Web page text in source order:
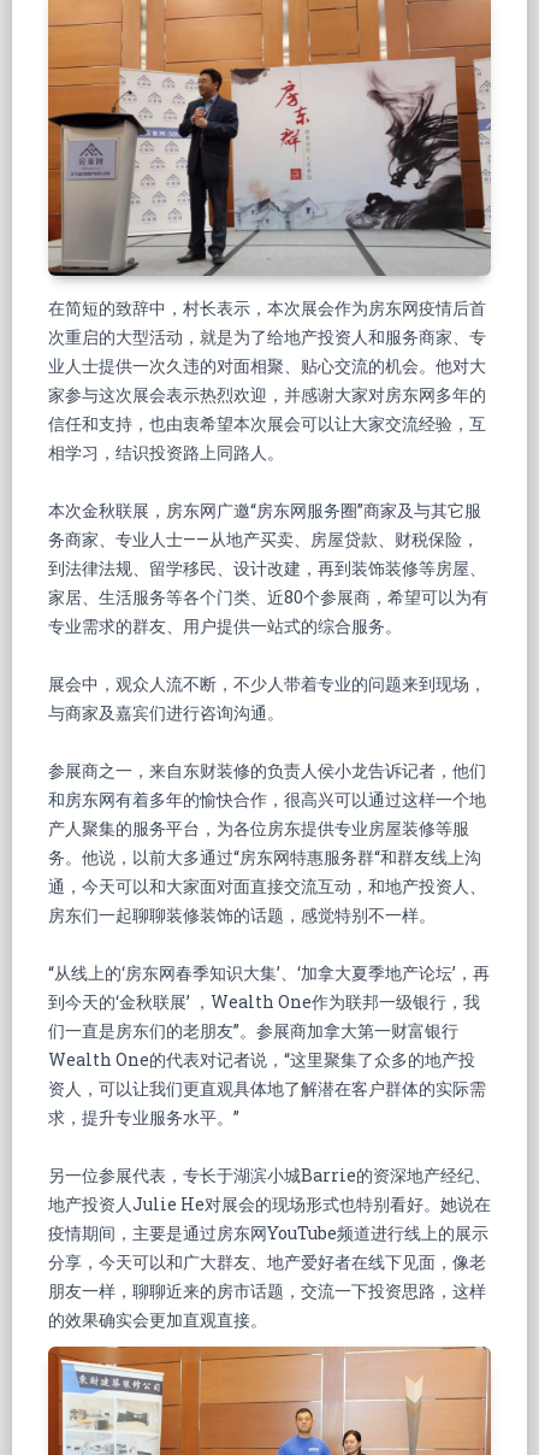
在简短的致辞中，村长表示，本次展会作为房东网疫情后首
次重启的大型活动，就是为了给地产投资人和服务商家、专
业人士提供一次久违的对面相聚、贴心交流的机会。他对大
家参与这次展会表示热烈欢迎，并感谢大家对房东网多年的
信任和支持，也由衷希望本次展会可以让大家交流经验，互
相学习，结识投资路上同路人。
本次金秋联展，房东网广邀“房东网服务圈”商家及与其它服
务商家、专业人士——从地产买卖、房屋贷款、财税保险，
到法律法规、留学移民、设计改建，再到装饰装修等房屋、
家居、生活服务等各个门类、近80个参展商，希望可以为有
专业需求的群友、用户提供一站式的综合服务。
展会中，观众人流不断，不少人带着专业的问题来到现场，
与商家及嘉宾们进行咨询沟通。
参展商之一，来自东财装修的负责人侯小龙告诉记者，他们
和房东网有着多年的愉快合作，很高兴可以通过这样一个地
产人聚集的服务平台，为各位房东提供专业房屋装修等服
务。他说，以前大多通过“房东网特惠服务群“和群友线上沟
通，今天可以和大家面对面直接交流互动，和地产投资人、
房东们一起聊聊装修装饰的话题，感觉特别不一样。
“从线上的‘房东网春季知识大集’、‘加拿大夏季地产论坛’，再
到今天的‘金秋联展’ ，Wealth One作为联邦一级银行，我
们一直是房东们的老朋友”。参展商加拿大第一财富银行
Wealth One的代表对记者说，“这里聚集了众多的地产投
资人，可以让我们更直观具体地了解潜在客户群体的实际需
求，提升专业服务水平。”
另一位参展代表，专长于湖滨小城Barrie的资深地产经纪、
地产投资人Julie He对展会的现场形式也特别看好。她说在
疫情期间，主要是通过房东网YouTube频道进行线上的展示
分享，今天可以和广大群友、地产爱好者在线下见面，像老
朋友一样，聊聊近来的房市话题，交流一下投资思路，这样
的效果确实会更加直观直接。